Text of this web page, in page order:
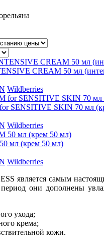
CREAM 50 мл
Wildberries
SENSITIVE SKIN 70 мл
Wildberries
мл (крем 50 мл)
Wildberries
является самым
они дополнены
ухода;
крема;
кожи.